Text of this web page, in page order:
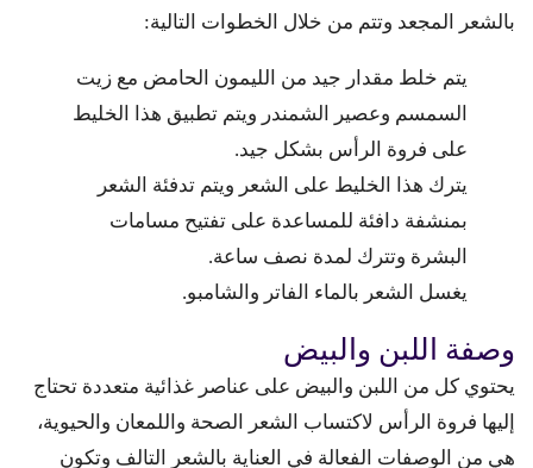
بالشعر المجعد وتتم من خلال الخطوات التالية:
يتم خلط مقدار جيد من الليمون الحامض مع زيت
السمسم وعصير الشمندر ويتم تطبيق هذا الخليط
على فروة الرأس بشكل جيد.
يترك هذا الخليط على الشعر ويتم تدفئة الشعر
بمنشفة دافئة للمساعدة على تفتيح مسامات
البشرة وتترك لمدة نصف ساعة.
يغسل الشعر بالماء الفاتر والشامبو.
وصفة اللبن والبيض
يحتوي كل من اللبن والبيض على عناصر غذائية متعددة تحتاج
إليها فروة الرأس لاكتساب الشعر الصحة واللمعان والحيوية،
هي من الوصفات الفعالة في العناية بالشعر التالف وتكون